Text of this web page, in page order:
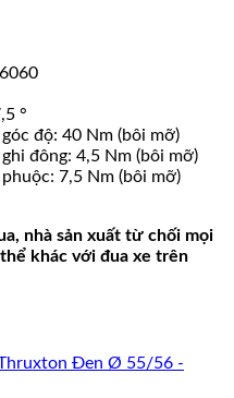
°
độ: 40 Nm (bôi mỡ)
đông: 4,5 Nm (bôi mỡ)
7,5 Nm (bôi mỡ)
nhà sản xuất từ ​​chối mọi
khác với đua xe trên